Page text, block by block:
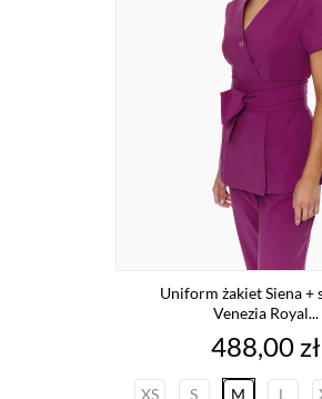
Uniform żakiet Siena +
Venezia Royal...
Cena
488,00 zł
XS S M L